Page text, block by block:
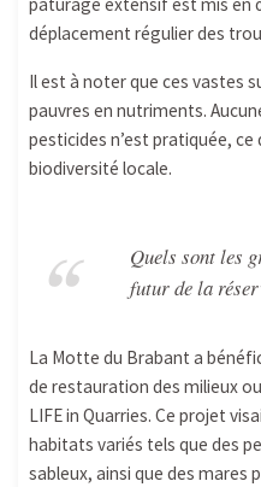
pâturage extensif est mis en
déplacement régulier des
Il est à noter que ces vastes
pauvres en nutriments.
pesticides n’est pratiquée,
biodiversité locale.
Quels sont les
futur de la
La Motte du Brabant a
de restauration des milieux
LIFE in Quarries. Ce projet
habitats variés tels que des
sableux, ainsi que des mares